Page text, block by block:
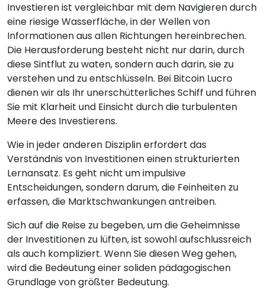
Investieren ist vergleichbar mit dem Navigieren durch
eine riesige Wasserfläche, in der Wellen von
Informationen aus allen Richtungen hereinbrechen.
Die Herausforderung besteht nicht nur darin, durch
diese Sintflut zu waten, sondern auch darin, sie zu
verstehen und zu entschlüsseln. Bei Bitcoin Lucro
dienen wir als Ihr unerschütterliches Schiff und führen
Sie mit Klarheit und Einsicht durch die turbulenten
Meere des Investierens.
Wie in jeder anderen Disziplin erfordert das
Verständnis von Investitionen einen strukturierten
Lernansatz. Es geht nicht um impulsive
Entscheidungen, sondern darum, die Feinheiten zu
erfassen, die Marktschwankungen antreiben.
Sich auf die Reise zu begeben, um die Geheimnisse
der Investitionen zu lüften, ist sowohl aufschlussreich
als auch kompliziert. Wenn Sie diesen Weg gehen,
wird die Bedeutung einer soliden pädagogischen
Grundlage von größter Bedeutung.